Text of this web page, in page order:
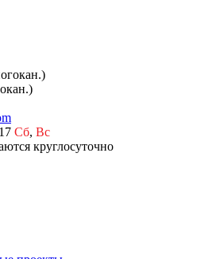
Сб, Вс
круглосуточно